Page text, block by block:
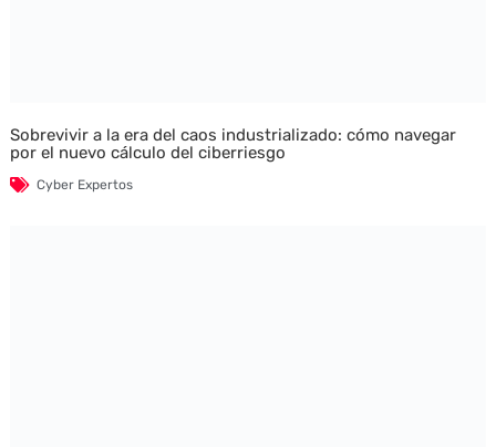
Sobrevivir a la era del caos industrializado: cómo navegar
por el nuevo cálculo del ciberriesgo
Cyber Expertos